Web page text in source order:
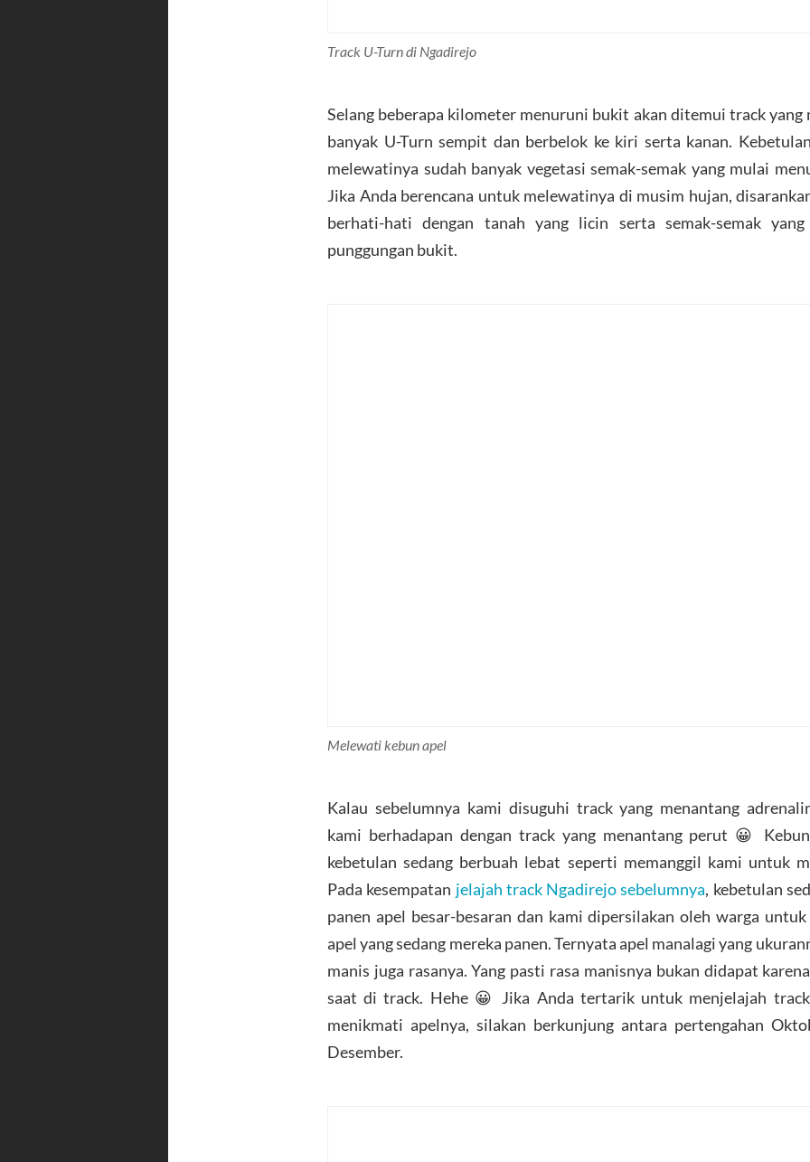
Track U-Turndi Ngadirejo
Selang beberapa kilometer menuruni bukit akan ditemui track yang
banyak U-Turn sempit dan berbelok ke kiri serta kanan.
melewatinya sudah banyak vegetasi semak-semak yang mulai
Jika Anda berencana untuk melewatinya di musim hujan,
berhati-hati dengan tanah yang licin serta semak-semak
punggungan bukit.
Melewati kebun apel
Kalau sebelumnya kami disuguhi track yang menantang
kami berhadapan dengan track yang menantang perut 😀
kebetulan sedang berbuah lebat seperti memanggil kami untuk
Pada kesempatan jelajah track Ngadirejo sebelumnya, kebetulan
panen apel besar-besaran dan kami dipersilakan oleh warga
apel yang sedang mereka panen. Ternyata apel manalagi yang
manis juga rasanya. Yang pasti rasa manisnya bukan didapat
saat di track. Hehe 😀 Jika Anda tertarik untuk menjelajah
menikmati apelnya, silakan berkunjung antara pertengahan
Desember.